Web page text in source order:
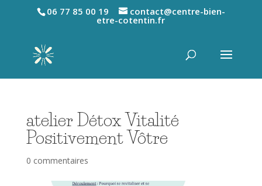
06 77 85 00 19 contact@centre-bien-
etre-cotentin.fr
atelier Détox Vitalité
Positivement Vôtre
0 commentaires